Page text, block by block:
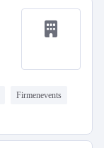
Firmenevents